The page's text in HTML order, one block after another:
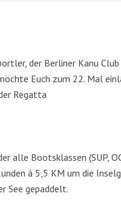
der Berliner Kanu Club
Euch zum 22. Mal
Regatta
alle Bootsklassen (SUP,
á 5,5 KM um die
See gepaddelt.